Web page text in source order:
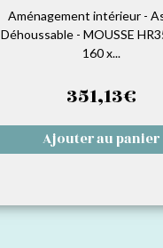
Aménagement intérieur -
Déhoussable - MOUSSE
160 x...
351,13€
Ajouter au panier